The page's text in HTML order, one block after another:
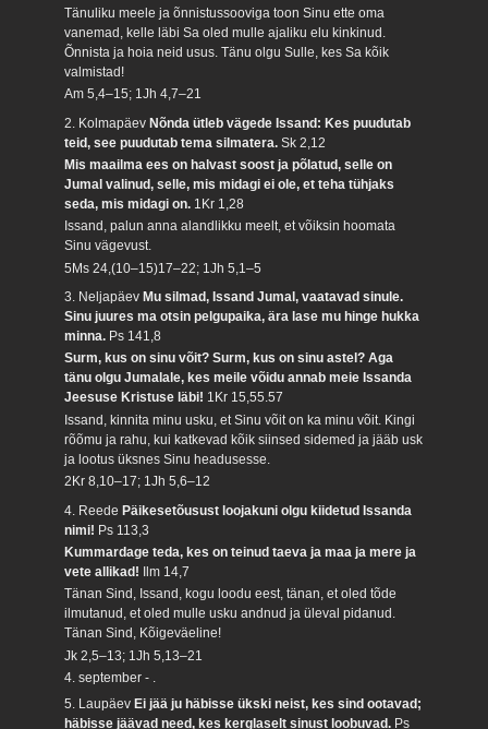
Tänuliku meele ja õnnistussooviga toon Sinu ette oma
vanemad, kelle läbi Sa oled mulle ajaliku elu kinkinud.
Õnnista ja hoia neid usus. Tänu olgu Sulle, kes Sa kõik
valmistad!
Am 5,4–15; 1Jh 4,7–21
2. KolmapäevNõnda ütleb vägede Issand: Kes puudutab
teid, see puudutab tema silmatera.Sk 2,12
Mis maailma ees on halvast soost ja põlatud, selle on
Jumal valinud, selle, mis midagi ei ole, et teha tühjaks
seda, mis midagi on. 1Kr 1,28
Issand, palun anna alandlikku meelt, et võiksin hoomata
Sinu vägevust.
5Ms 24,(10–15)17–22; 1Jh 5,1–5
3. Neljapäev Mu silmad, Issand Jumal, vaatavad sinule.
Sinu juures ma otsin pelgupaika, ära lase mu hinge hukka
minna. Ps 141,8
Surm, kus on sinu võit? Surm, kus on sinu astel? Aga
tänu olgu Jumalale, kes meile võidu annab meie Issanda
Jeesuse Kristuse läbi! 1Kr 15,55.57
Issand, kinnita minu usku, et Sinu võit on ka minu võit. Kingi
rõõmu ja rahu, kui katkevad kõik siinsed sidemed ja jääb usk
ja lootus üksnes Sinu headusesse.
2Kr 8,10–17; 1Jh 5,6–12
4. ReedePäikesetõusust loojakuni olgu kiidetud Issanda
nimi! Ps 113,3
Kummardage teda, kes on teinud taeva ja maa ja mere ja
vete allikad!
Ilm 14,7
Tänan Sind, Issand, kogu loodu eest, tänan, et oled tõde
ilmutanud, et oled mulle usku andnud ja üleval pidanud.
Tänan Sind, Kõigeväeline!
Jk 2,5–13; 1Jh 5,13–21
4. september - .
5. Laupäev Ei jää ju häbisse ükski neist, kes sind ootavad;
häbisse jäävad need, kes kerglaselt sinust loobuvad. Ps